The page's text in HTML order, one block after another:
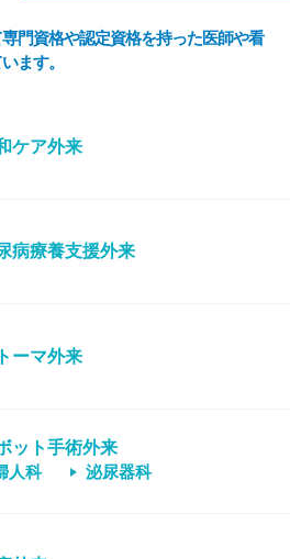
門資格や認定資格を持った医師や看
ます。
ケア外来
病療養支援外来
ーマ外来
ット手術外来
人科
泌尿器科